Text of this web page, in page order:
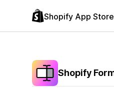
Shopify App Store
Shopify